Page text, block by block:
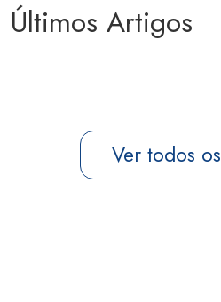
Últimos Artigos
Ver todos